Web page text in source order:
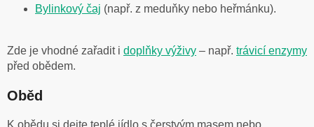
Bylinkový čaj (např. z meduňky nebo heřmánku).
Zde je vhodné zařadit i doplňky výživy – např. trávicí enzymy
před obědem.
Oběd
K obědu si dejte teplé jídlo s čerstvým masem nebo